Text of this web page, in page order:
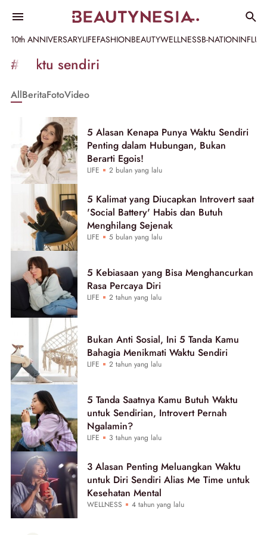
10th ANNIVERSARYLIFEFASHIONBEAUTYWELLNESSB-NATION
Informasi
[GET_DATA_TITLE]
Beautynesia
#waktu sendiri
AllBeritaFotoVideo
5 Alasan Kenapa Punya Waktu Sendiri
Penting dalam Hubungan, Bukan
Berarti Egois!
LIFE 2 bulan yang lalu
5 Kalimat yang Diucapkan Introvert saat
'Social Battery' Habis dan Butuh
Menghilang Sejenak
LIFE 5 bulan yang lalu
5 Kebiasaan yang Bisa Menghancurkan
Rasa Percaya Diri
LIFE 2 tahun yang lalu
Bukan Anti Sosial, Ini 5 Tanda Kamu
Bahagia Menikmati Waktu Sendiri
LIFE 2 tahun yang lalu
5 Tanda Saatnya Kamu Butuh Waktu
untuk Sendirian, Introvert Pernah
Ngalamin?
LIFE 3 tahun yang lalu
3 Alasan Penting Meluangkan Waktu
untuk Diri Sendiri Alias Me Time untuk
Kesehatan Mental
WELLNESS 4 tahun yang lalu